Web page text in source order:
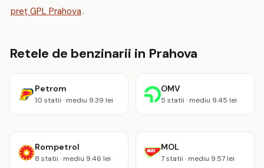
preț GPL Prahova .
Retele de benzinarii in Prahova
Petrom
10 statii · mediu 9.39 lei
OMV
5 statii · mediu 9.45 lei
Rompetrol
8 statii · mediu 9.46 lei
MOL
7 statii · mediu 9.57 lei